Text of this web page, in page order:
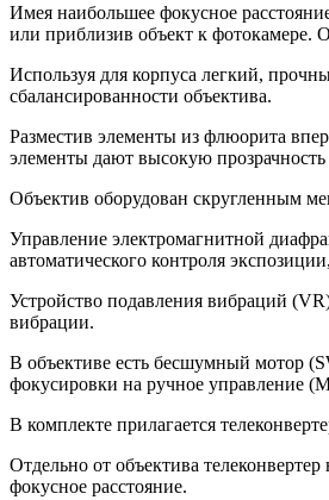
Имея наибольшее фокусное
или приблизив объект к
Используя для корпуса легкий,
сбалансированности объектива.
Разместив элементы из флюорита
элементы дают высокую
Объектив оборудован скругленным
Управление электромагнитной
автоматического контроля
Устройство подавления вибраций
вибрации.
В объективе есть бесшумный мотор
фокусировки на ручное управление
В комплекте прилагается
Отдельно от объектива
фокусное расстояние.